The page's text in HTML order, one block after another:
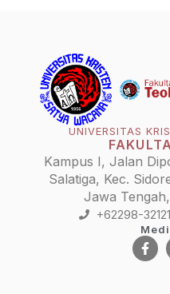
UNIVERSITAS
Kampus I, Jalan
Salatiga, Kec.
Jawa
+62298-